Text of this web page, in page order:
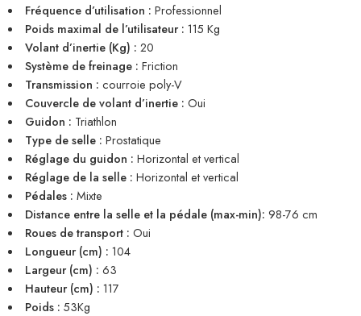
Fréquence d’utilisation : Professionnel
Poids maximal de l’utilisateur : 115 Kg
Volant d’inertie (Kg) : 20
Système de freinage : Friction
Transmission : courroie poly-V
Couvercle de volant d’inertie : Oui
Guidon : Triathlon
Type de selle : Prostatique
Réglage du guidon : Horizontal et vertical
Réglage de la selle : Horizontal et vertical
Pédales : Mixte
Distance entre la selle et la pédale (max-min): 98-76 cm
Roues de transport : Oui
Longueur (cm) : 104
Largeur (cm) : 63
Hauteur (cm) : 117
Poids : 53Kg